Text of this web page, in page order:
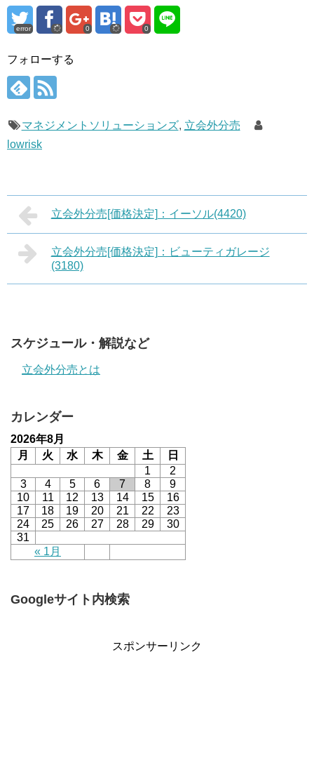
error 0 0
フォローする
マネジメントソリューションズ, 立会外分売
lowrisk
立会外分売[価格決定]：イーソル(4420)
立会外分売[価格決定]：ビューティガレージ
(3180)
スケジュール・解説など
立会外分売とは
カレンダー
2026年8月
月
火 水 木 金 土 日
« 1月
1
2
3
4 5 6 7 8
9
10
11 12 13 14 15
16
17
18 19 20 21 22
23
24
25 26 27 28 29
30
31
Googleサイト内検索
スポンサーリンク